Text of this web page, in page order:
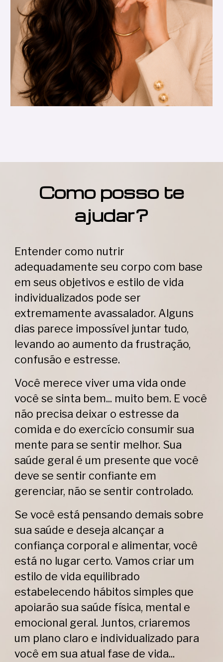
Como posso te
ajudar?
Entender como nutrir
adequadamente seu corpo com base
em seus objetivos e estilo de vida
individualizados pode ser
extremamente avassalador. Alguns
dias parece impossível juntar tudo,
levando ao aumento da frustração,
confusão e estresse.
Você merece viver uma vida onde
você se sinta bem... muito bem. E você
não precisa deixar o estresse da
comida e do exercício consumir sua
mente para se sentir melhor. ​​Sua
saúde geral é um presente que você
deve se sentir confiante em
gerenciar, não se sentir controlado.
Se você está pensando demais sobre
sua saúde e deseja alcançar a
confiança corporal e alimentar, você
está no lugar certo. Vamos criar um
estilo de vida equilibrado
estabelecendo hábitos simples que
apoiarão sua saúde física, mental e
emocional geral. Juntos, criaremos
um plano claro e individualizado para
você em sua atual fase de vida...